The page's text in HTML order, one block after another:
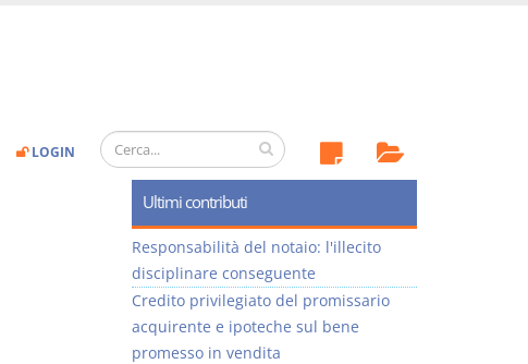
LOGIN
Ultimi contributi
Responsabilità del notaio: l'illecito
disciplinare conseguente
Credito privilegiato del promissario
acquirente e ipoteche sul bene
promesso in vendita